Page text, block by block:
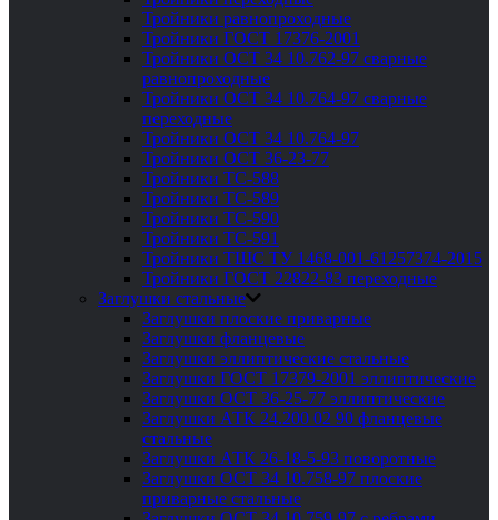
Тройники равнопроходные
Тройники ГОСТ 17376-2001
Тройники ОСТ 34 10.762-97 сварные
равнопроходные
Тройники ОСТ 34 10.764-97 сварные
переходные
Тройники ОСТ 34 10.764-97
Тройники ОСТ 36-23-77
Тройники ТС-588
Тройники ТС-589
Тройники ТС-590
Тройники ТС-591
Тройники ТШС ТУ 1468-001-61257374-2015
Тройники ГОСТ 22822-83 переходные
Заглушки стальные
Заглушки плоские приварные
Заглушки фланцевые
Заглушки эллиптические стальные
Заглушки ГОСТ 17379-2001 эллиптические
Заглушки ОСТ 36-25-77 эллиптические
Заглушки АТК 24.200 02 90 фланцевые
стальные
Заглушки АТК 26-18-5-93 поворотные
Заглушки ОСТ 34 10.758-97 плоские
приварные стальные